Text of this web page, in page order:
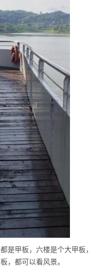
是甲板，六楼是个大甲板，
，都可以看风景。